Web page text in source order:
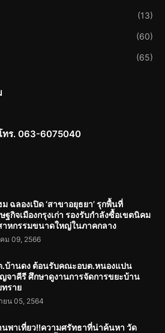
(13)
(60)
(65)
ทร. 063-6075040
ฉลองเปิด ‘สาขาอยุธยา’ รุกพื้นที่
ฐกิจเมืองกรุงเก่า รองรับกำลังซื้อเขตนิคม
าหกรรมขนาดใหญ่ในภาคกลาง
ม 09, 2566
.บ้านดง ต้อนรับคณะอบต.หนองแปน
จาคีรี ศึกษาดูงานการจัดการขยะบ้าน
ราย
ยน 05, 2564
นพาเที่ยว!!ความศรัทธาที่น่าค้นหา วัด